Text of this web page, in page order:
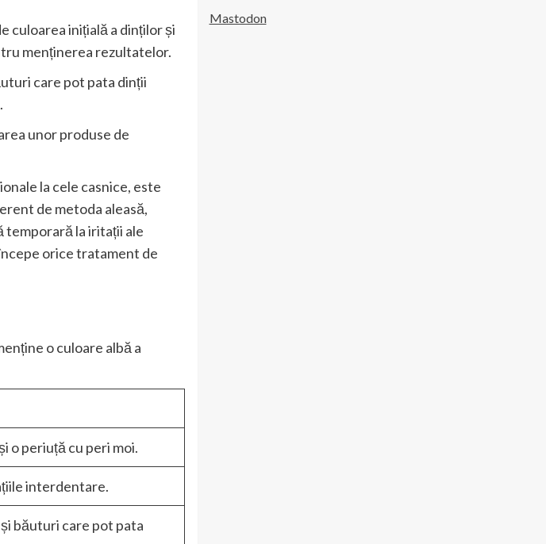
culoarea inițială a dinților și
menținerea rezultatelor.
care pot pata dinții
unor produse de
la cele casnice, este
de metoda aleasă,
temporară la iritații ale
orice tratament de
o culoare albă a
o periuță cu peri moi.
interdentare.
băuturi care pot pata
Mastodon